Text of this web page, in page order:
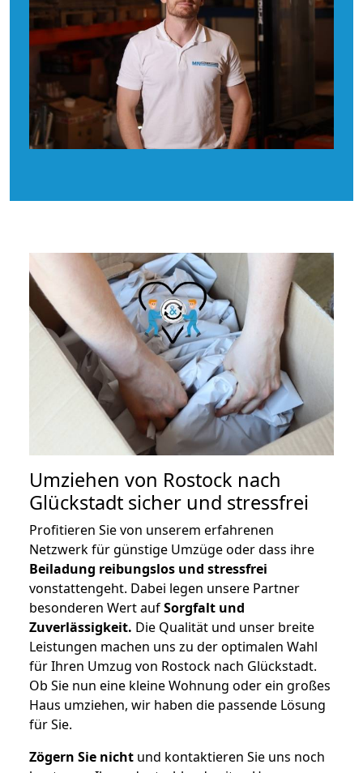
Umziehen von Rostock nach
Glückstadt sicher und stressfrei
Profitieren Sie von unserem erfahrenen
Netzwerk für günstige Umzüge oder dass ihre
Beiladung reibungslos und stressfrei
vonstattengeht. Dabei legen unsere Partner
besonderen Wert aufSorgfalt und
Zuverlässigkeit. Die Qualität und unser breite
Leistungen machen uns zu der optimalen Wahl
für Ihren Umzug von Rostock nach Glückstadt.
Ob Sie nun eine kleine Wohnung oder ein großes
Haus umziehen, wir haben die passende Lösung
für Sie.
Zögern Sie nicht und kontaktieren Sie uns noch